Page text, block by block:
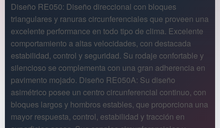
Diseño RE050: Diseño direccional con bloques
triangulares y ranuras circunferenciales que proveen una
excelente performance en todo tipo de clima. Excelente
comportamiento a altas velocidades, con destacada
estabilidad, control y seguridad. Su rodaje confortable y
silencioso se complementa con una gran adherencia en
pavimento mojado. Diseño RE050A: Su diseño
asimétrico posee un centro circunferencial continuo, con
bloques largos y hombros estables, que proporciona una
mayor respuesta, control, estabilidad y tracción en